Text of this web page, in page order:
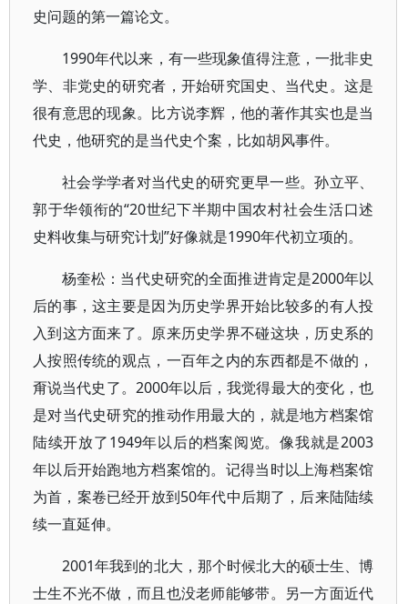
史问题的第一篇论文。
1990年代以来，有一些现象值得注意，一批非史
学、非党史的研究者，开始研究国史、当代史。这是
很有意思的现象。比方说李辉，他的著作其实也是当
代史，他研究的是当代史个案，比如胡风事件。
社会学学者对当代史的研究更早一些。孙立平、
郭于华领衔的“20世纪下半期中国农村社会生活口述
史料收集与研究计划”好像就是1990年代初立项的。
杨奎松：当代史研究的全面推进肯定是2000年以
后的事，这主要是因为历史学界开始比较多的有人投
入到这方面来了。原来历史学界不碰这块，历史系的
人按照传统的观点，一百年之内的东西都是不做的，
甭说当代史了。2000年以后，我觉得最大的变化，也
是对当代史研究的推动作用最大的，就是地方档案馆
陆续开放了1949年以后的档案阅览。像我就是2003
年以后开始跑地方档案馆的。记得当时以上海档案馆
为首，案卷已经开放到50年代中后期了，后来陆陆续
续一直延伸。
2001年我到的北大，那个时候北大的硕士生、博
士生不光不做，而且也没老师能够带。另一方面近代